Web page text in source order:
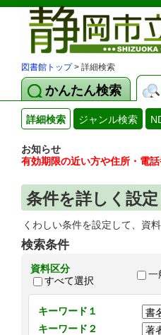
図書館トップ> 詳細検索
かんたん検索
詳細検索 ジャンル検索
お知らせ
有効期限の近い方や住所・電
条件を詳しく設
くわしい条件を設定して、資
検索条件
資料区分
すべて選択
一
キーワード１
キーワード２